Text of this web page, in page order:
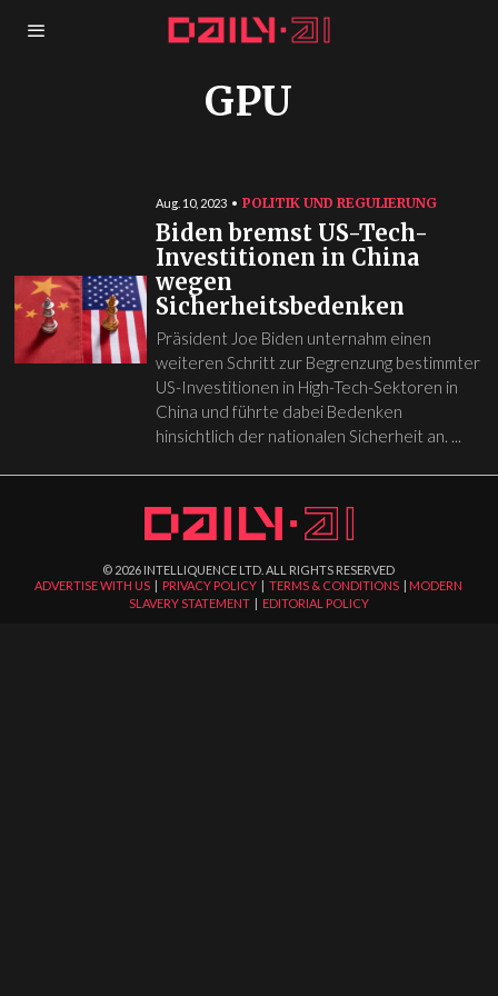
GPU
Aug. 10, 2023 POLITIK UND REGULIERUNG
Biden bremst US-Tech-
Investitionen in China
wegen
Sicherheitsbedenken
Präsident Joe Biden unternahm einen
weiteren Schritt zur Begrenzung bestimmter
US-Investitionen in High-Tech-Sektoren in
China und führte dabei Bedenken
hinsichtlich der nationalen Sicherheit an. ...
© 2026 INTELLIQUENCE LTD. ALL RIGHTS RESERVED
ADVERTISE WITH US | PRIVACY POLICY |TERMS & CONDITIONS | MODERN
SLAVERY STATEMENT| EDITORIAL POLICY